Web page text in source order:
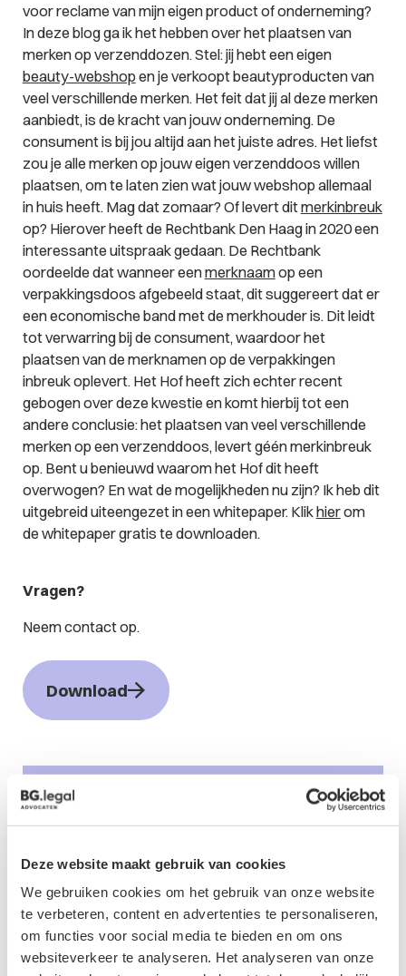
Deze website maakt gebruik van cookies
We gebruiken cookies om het gebruik van onze website
te verbeteren, content en advertenties te personaliseren,
om functies voor social media te bieden en om ons
websiteverkeer te analyseren. Het analyseren van onze
voor reclame van mijn eigen product of onderneming?
In deze blog ga ik het hebben over het plaatsen van
merken op verzenddozen. Stel: jij hebt een eigen
beauty-webshop en je verkoopt beautyproducten van
veel verschillende merken. Het feit dat jij al deze merken
aanbiedt, is de kracht van jouw onderneming. De
consument is bij jou altijd aan het juiste adres. Het liefst
zou je alle merken op jouw eigen verzenddoos willen
plaatsen, om te laten zien wat jouw webshop allemaal
in huis heeft. Mag dat zomaar? Of levert ditmerkinbreuk
op? Hierover heeft de Rechtbank Den Haag in 2020 een
interessante uitspraak gedaan. De Rechtbank
oordeelde dat wanneer eenmerknaamop een
verpakkingsdoos afgebeeld staat, dit suggereert dat er
een economische band met de merkhouder is. Dit leidt
tot verwarring bij de consument, waardoor het
plaatsen van de merknamen op de verpakkingen
inbreuk oplevert. Het Hof heeft zich echter recent
gebogen over deze kwestie en komt hierbij tot een
andere conclusie: het plaatsen van veel verschillende
merken op een verzenddoos, levert géén merkinbreuk
op. Bent u benieuwd waarom het Hof dit heeft
overwogen? En wat de mogelijkheden nu zijn? Ik heb dit
uitgebreid uiteengezet in een whitepaper. Klikhierom
de whitepaper gratis te downloaden.
Vragen?
Neem contact op.
Download
Contactformulier